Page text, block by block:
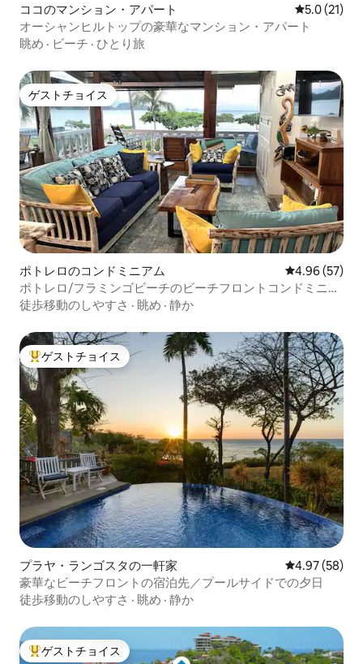
ココのマンション・アパート レビュー21
5.0 (21)
オーシャンヒルトップの豪華なマンション・アパート
眺め · ビーチ · ひとり旅
ゲストチョイス
ゲストチョイス
ポトレロのコンドミニアム レビュー57
4.96 (57)
ポトレロ/フラミンゴビーチのビーチフロントコンドミニア
ム
徒歩移動のしやすさ · 眺め · 静か
大好評のゲストチョイスです。
ゲストチョイス
プラヤ・ランゴスタの一軒家 レビュー58
4.97 (58)
豪華なビーチフロントの宿泊先／プールサイドでの夕日
徒歩移動のしやすさ · 眺め · 静か
大好評のゲストチョイスです。
ゲストチョイス